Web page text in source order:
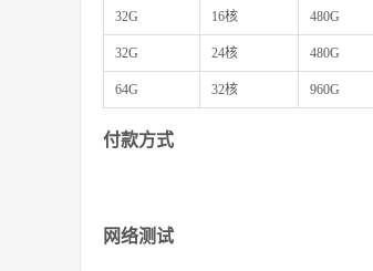
32G 16核 480G
32G 24核 480G
64G 32核 960G
付款方式
网络测试